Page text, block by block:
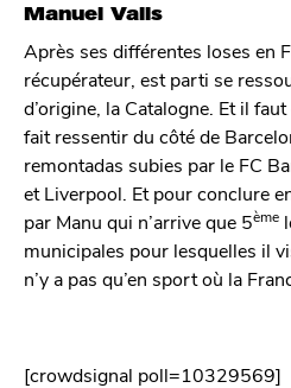
Manuel Valls
Après ses différentes loses en
récupérateur, est parti se
d’origine, la Catalogne. Et il
fait ressentir du côté de
remontadas subies par le FC
et Liverpool. Et pour conclure
par Manu qui n’arrive que 5ème
municipales pour lesquelles il
n’y a pas qu’en sport où la
[crowdsignal poll=10329569]